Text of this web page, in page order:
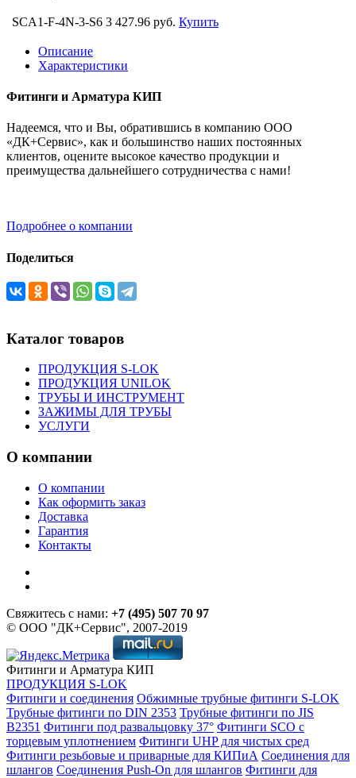
SCA1-F-4N-3-S6 3 427.96 руб. Купить
Описание
Характеристики
Фитинги и Арматура КИП
Надеемся, что и Вы, обратившись в компанию ООО
«ДК+Сервис», как и большинство наших постоянных
клиентов, оцените высокое качество продукции и
преимущества дальнейшего сотрудничества с нами!
Подробнее о компании
Поделиться
Каталог товаров
ПРОДУКЦИЯ S-LOK
ПРОДУКЦИЯ UNILOK
ТРУБЫ И ИНСТРУМЕНТ
ЗАЖИМЫ ДЛЯ ТРУБЫ
УСЛУГИ
О компании
О компании
Как оформить заказ
Доставка
Гарантия
Контакты
Свяжитесь с нами: +7 (495) 507 70 97
© ООО "ДК+Сервис", 2007-2019
Фитинги и Арматура КИП
ПРОДУКЦИЯ S-LOK
Фитинги и соединения Обжимные трубные фитинги S-LOK
Трубные фитинги по DIN 2353 Трубные фитинги по JIS
B2351 Фитинги под развальцовку 37° Фитинги SCO с
торцевым уплотнением Фитинги UHP для чистых сред
Фитинги резьбовые и приварные для КИПиА Соединения для
шлангов Соединения Push-On для шлангов Фитинги для